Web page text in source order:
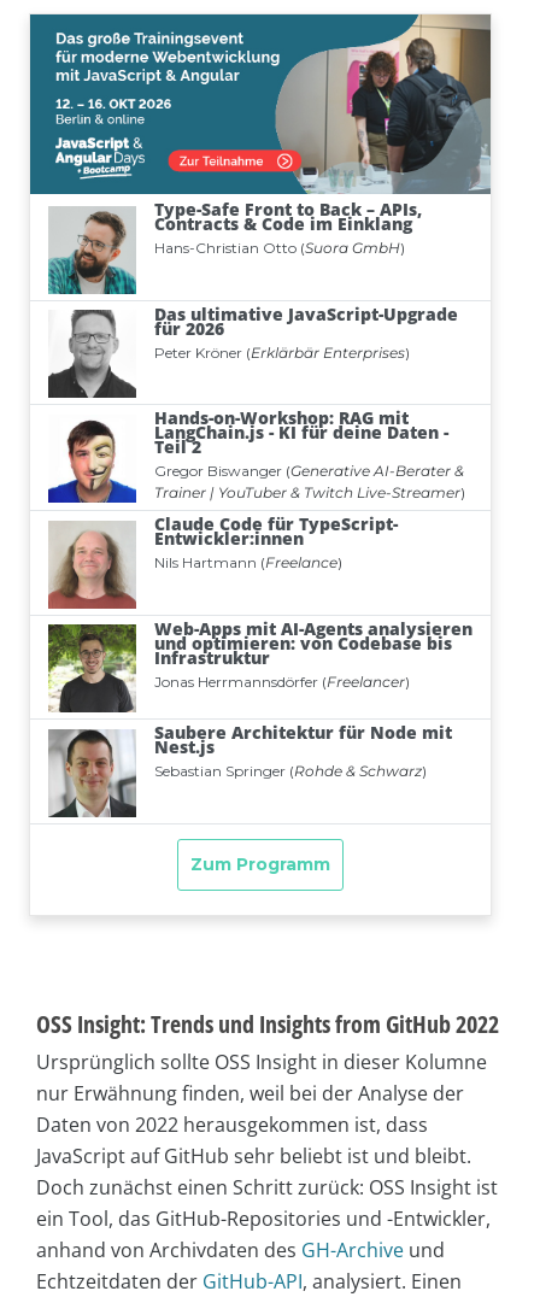
OSS Insight: Trends und Insights from GitHub 2022
Ursprünglich sollte OSS Insight in dieser Kolumne
nur Erwähnung finden, weil bei der Analyse der
Daten von 2022 herausgekommen ist, dass
JavaScript auf GitHub sehr beliebt ist und bleibt.
Doch zunächst einen Schritt zurück: OSS Insight ist
ein Tool, das GitHub-Repositories und -Entwickler,
anhand von Archivdaten des GH-Archive und
Echtzeitdaten der GitHub-API, analysiert. Einen